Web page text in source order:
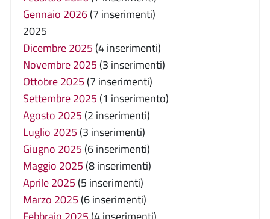
Gennaio 2026(7 inserimenti)
2025
Dicembre 2025 (4 inserimenti)
Novembre 2025 (3 inserimenti)
Ottobre 2025 (7 inserimenti)
Settembre 2025 (1 inserimento)
Agosto 2025 (2 inserimenti)
Luglio 2025 (3 inserimenti)
Giugno 2025 (6 inserimenti)
Maggio 2025 (8 inserimenti)
Aprile 2025 (5 inserimenti)
Marzo 2025 (6 inserimenti)